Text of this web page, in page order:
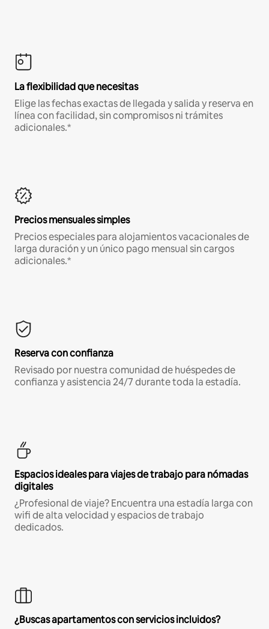
La flexibilidad que necesitas
Elige las fechas exactas de llegada y salida y reserva en
línea con facilidad, sin compromisos ni trámites
adicionales.*
Precios mensuales simples
Precios especiales para alojamientos vacacionales de
larga duración y un único pago mensual sin cargos
adicionales.*
Reserva con confianza
Revisado por nuestra comunidad de huéspedes de
confianza y asistencia 24/7 durante toda la estadía.
Espacios ideales para viajes de trabajo para nómadas
digitales
¿Profesional de viaje? Encuentra una estadía larga con
wifi de alta velocidad y espacios de trabajo
dedicados.
¿Buscas apartamentos con servicios incluidos?